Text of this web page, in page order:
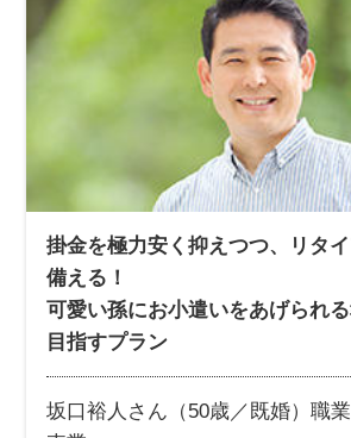
掛金を極力安く抑えつつ、リタ
備える！
可愛い孫にお小遣いをあげられ
目指すプラン
坂口裕人さん（50歳／既婚） 職